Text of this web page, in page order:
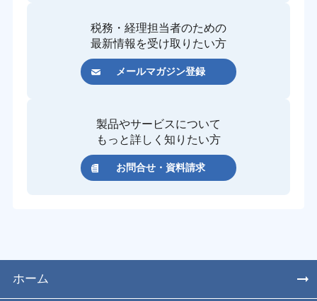
税務・経理担当者のための
最新情報を受け取りたい方
メールマガジン登録
製品やサービスについて
もっと詳しく知りたい方
お問合せ・資料請求
ホーム